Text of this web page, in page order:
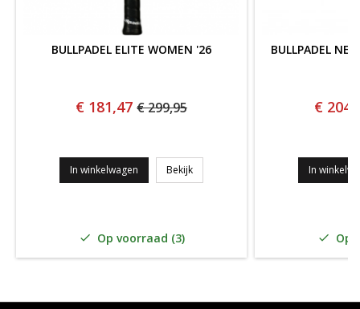
BULLPADEL ELITE WOMEN '26
€ 181,47 € 299,95
In winkelwagen BekijkBULLPADEL ELITE WOMEN '26
 Op voorraad (3)
BULLPADEL
€
In
 Op